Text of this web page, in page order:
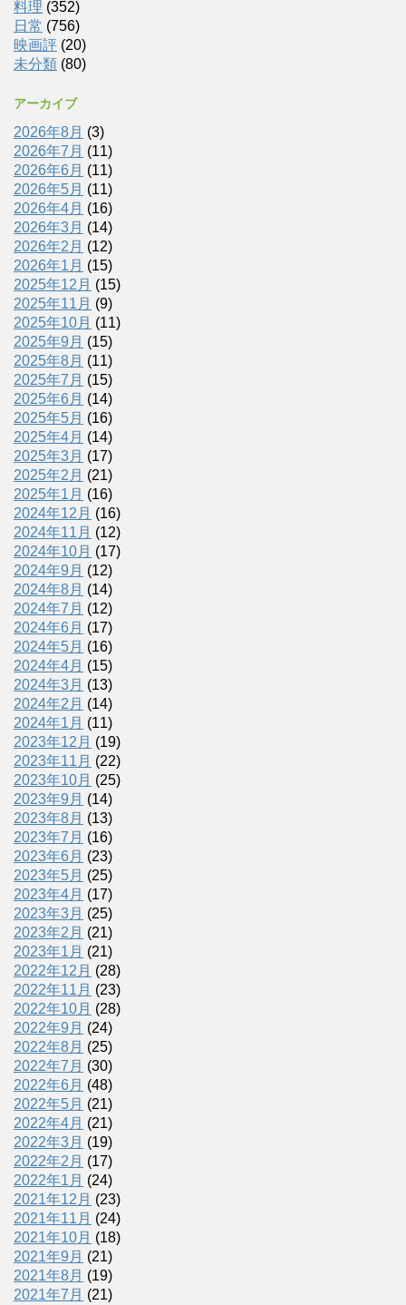
料理 (352)
日常 (756)
映画評 (20)
未分類 (80)
アーカイブ
2026年8月 (3)
2026年7月 (11)
2026年6月 (11)
2026年5月 (11)
2026年4月 (16)
2026年3月 (14)
2026年2月 (12)
2026年1月 (15)
2025年12月 (15)
2025年11月 (9)
2025年10月 (11)
2025年9月 (15)
2025年8月 (11)
2025年7月 (15)
2025年6月 (14)
2025年5月 (16)
2025年4月 (14)
2025年3月 (17)
2025年2月 (21)
2025年1月 (16)
2024年12月 (16)
2024年11月 (12)
2024年10月 (17)
2024年9月 (12)
2024年8月 (14)
2024年7月 (12)
2024年6月 (17)
2024年5月 (16)
2024年4月 (15)
2024年3月 (13)
2024年2月 (14)
2024年1月 (11)
2023年12月 (19)
2023年11月 (22)
2023年10月 (25)
2023年9月 (14)
2023年8月 (13)
2023年7月 (16)
2023年6月 (23)
2023年5月 (25)
2023年4月 (17)
2023年3月 (25)
2023年2月 (21)
2023年1月 (21)
2022年12月 (28)
2022年11月 (23)
2022年10月 (28)
2022年9月 (24)
2022年8月 (25)
2022年7月 (30)
2022年6月 (48)
2022年5月 (21)
2022年4月 (21)
2022年3月 (19)
2022年2月 (17)
2022年1月 (24)
2021年12月 (23)
2021年11月 (24)
2021年10月 (18)
2021年9月 (21)
2021年8月 (19)
2021年7月 (21)